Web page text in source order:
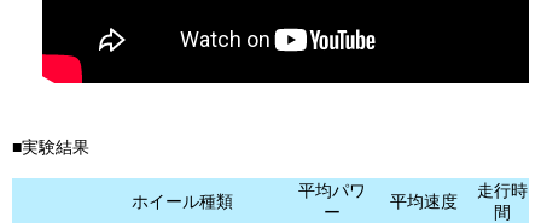
■実験結果
ホイール種類
平均パワ
ー
平均速度
走行時
間